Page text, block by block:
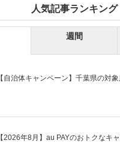
人気記事ランキング
週間
【自治体キャンペーン】千葉県の対象
【2026年8月】au PAYのおトクなキ